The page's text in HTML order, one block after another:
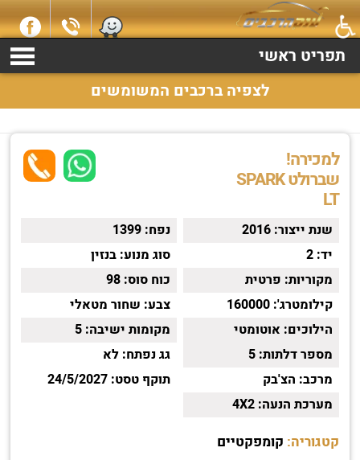
למכירה שברולט SPARK שנת 2016 התקשרו עכשיו 2369*
תפריט ראשי
לצפיה ברכבים המשומשים
למכירה!
שברולט SPARK
LT
שנת ייצור: 2016
יד: 2
מקוריות: פרטית
קילומטרג': 160000
הילוכים: אוטומטי
מספר דלתות: 5
מרכב: הצ'בק
מערכת הנעה: 4X2
נפח: 1399
סוג מנוע: בנזין
כוח סוס: 98
צבע: שחור מטאלי
מקומות ישיבה: 5
גג נפתח: לא
תוקף טסט: 24/5/2027
קטגוריה: קומפקטיים